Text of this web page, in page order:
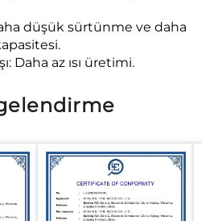
düşük sürtünme ve daha
Daha az ısı üretimi.